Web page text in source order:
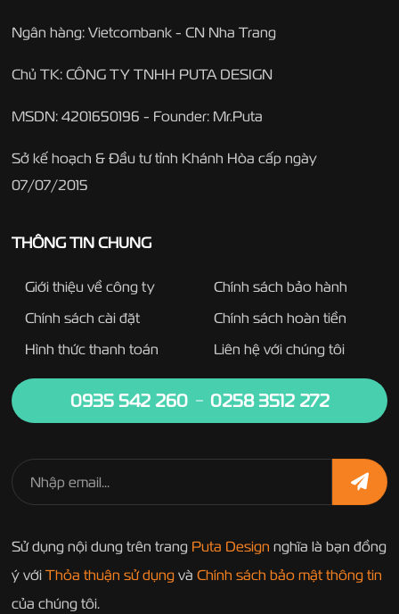
Ngân hàng: Vietcombank - CN Nha Trang
Chủ TK: CÔNG TY TNHH PUTA DESIGN
MSDN: 4201650196 - Founder: Mr.Puta
Sở kế hoạch & Đầu tư tỉnh Khánh Hòa cấp ngày
07/07/2015
THÔNG TIN CHUNG
Giới thiệu về công ty
Chính sách bảo hành
Chính sách cài đặt
Chính sách hoàn tiền
Hình thức thanh toán
Liên hệ với chúng tôi
0935 542 260 0258 3512 272
Sử dụng nội dung trên trang Puta Design nghĩa là bạn đồng
ý với Thỏa thuận sử dụngvà Chính sách bảo mật thông tin
của chúng tôi.